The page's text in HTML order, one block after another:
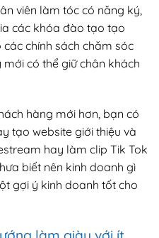
viên làm tóc có năng ký,
các khóa đào tạo tạo
chính sách chăm sóc
có thể giữ chân khách
hàng mới hơn, bạn có
tạo website giới thiệu và
hay làm clip Tik Tok
biết nên kinh doanh gì
gợi ý kinh doanh tốt cho